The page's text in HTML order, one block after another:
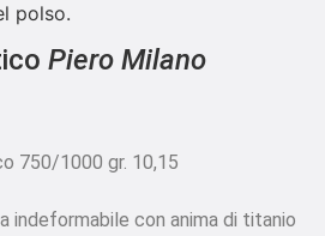
polso.
Piero Milano
750/1000 gr. 10,15
indeformabile con anima di titanio